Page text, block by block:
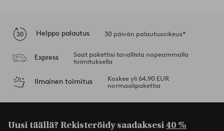
Helppo palautus 30 päivän palautusoikeus*
Express
Saat pakettisi tavallista nopeammalla
toimituksella
Ilmainen toimitus
Koskee yli 64,90 EUR
normaalipakettia
Uusi täällä? Rekisteröidy saadaksesi40 %